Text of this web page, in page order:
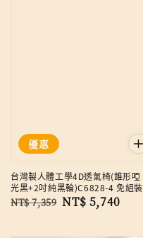
優惠
台灣製人體工學4D透氣椅(錐形啞
光黑+2吋純黑輪)C6828-4 免組裝
Regular
NT$ 7,359 Sale
NT$ 5,740